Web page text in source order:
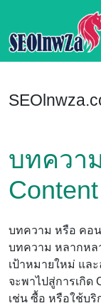
บทควา
บทความ หรือ คอน
บทความ หลากหล
เป้าหมายใหม่ แล
จะพาไปสู่การเกิด
เช่น ซื้อ หรือใช้บริ